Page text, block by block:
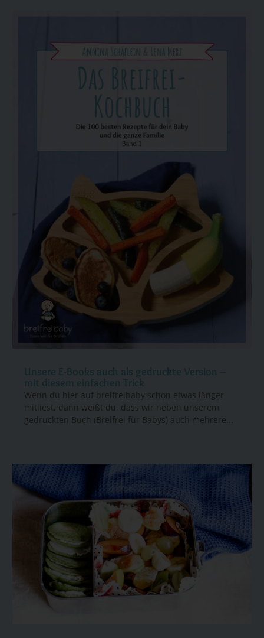
Unsere E-Books auch als gedruckte Version –
mit diesem einfachen Trick
Wenn du hier auf breifreibaby schon etwas länger
mitliest, dann weißt du, dass wir neben unserem
gedruckten Buch (Breifrei für Babys) auch mehrere...